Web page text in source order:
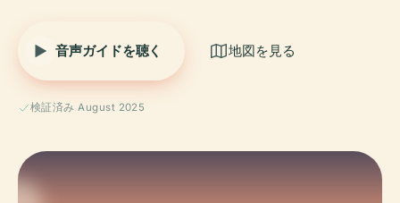
音声ガイドを聴く 地図を見る
検証済み August 2025